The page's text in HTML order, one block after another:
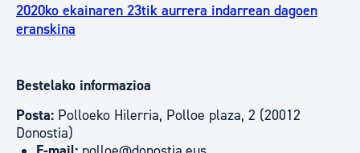
2020ko ekainaren 23tik aurrera indarrean dagoen
eranskina
Bestelako informazioa
Posta: Polloeko Hilerria, Polloe plaza, 2 (20012
Donostia)